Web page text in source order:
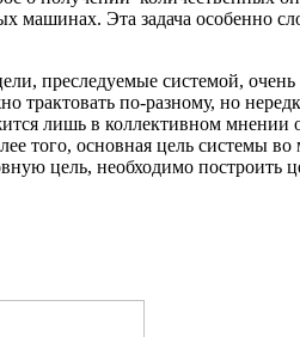
ма­шинах. Эта задача особенно
преследуемые системой,
по-разному, но
лишь в коллективном
того, основная цель системы
цель, необходимо построить